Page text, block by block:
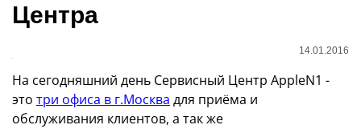
Центра
14.01.2016
На сегодняшний день Сервисный Центр AppleN1 -
это три офиса в г.Москва для приёма и
обслуживания клиентов, а так же